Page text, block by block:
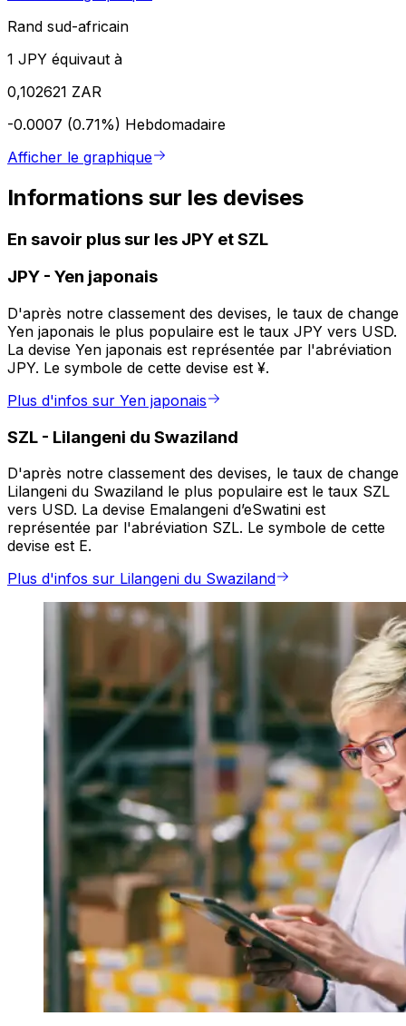
Rand sud-africain
1 JPY équivaut à
0,102621 ZAR
-0.0007 (0.71%) Hebdomadaire
Afficher le graphique
Informations sur les devises
En savoir plus sur les JPY et SZL
JPY - Yen japonais
D'après notre classement des devises, le taux de change
Yen japonais le plus populaire est le taux JPY vers USD.
La devise Yen japonais est représentée par l'abréviation
JPY. Le symbole de cette devise est ¥.
Plus d'infos sur Yen japonais
SZL - Lilangeni du Swaziland
D'après notre classement des devises, le taux de change
Lilangeni du Swaziland le plus populaire est le taux SZL
vers USD. La devise Emalangeni d’eSwatini est
représentée par l'abréviation SZL. Le symbole de cette
devise est E.
Plus d'infos sur Lilangeni du Swaziland